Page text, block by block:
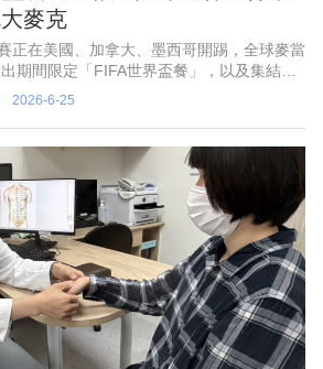
麥克
正在美國、加拿大、墨西哥開踢，全球麥當
期間限定「FIFA世界盃餐」，以及集結貝
以及「奶昔大哥」等6款經典球星杯，將自
2026-6-25